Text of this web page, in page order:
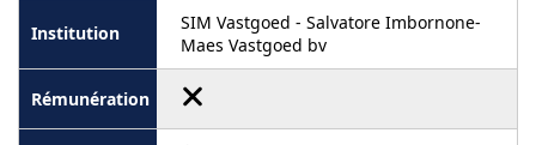
SIM Vastgoed - Salvatore Imbornone-
Maes Vastgoed bv